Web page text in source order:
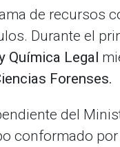
de recursos
Durante el
Química Legal
Forenses.
del
conformado